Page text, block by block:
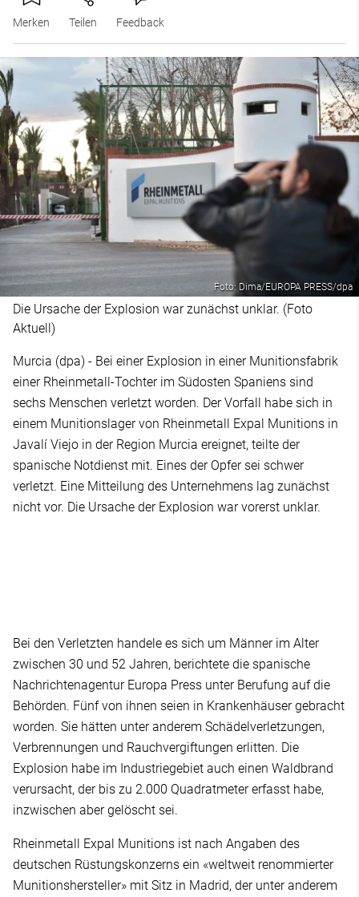
Merken Teilen Feedback
Foto: Dima/EUROPA PRESS/dpa
Die Ursache der Explosion war zunächst unklar. (Foto
Aktuell)
Murcia (dpa) - Bei einer Explosion in einer Munitionsfabrik
einer Rheinmetall-Tochter im Südosten Spaniens sind
sechs Menschen verletzt worden. Der Vorfall habe sich in
einem Munitionslager von Rheinmetall Expal Munitions in
Javalí Viejo in der Region Murcia ereignet, teilte der
spanische Notdienst mit. Eines der Opfer sei schwer
verletzt. Eine Mitteilung des Unternehmens lag zunächst
nicht vor. Die Ursache der Explosion war vorerst unklar.
Bei den Verletzten handele es sich um Männer im Alter
zwischen 30 und 52 Jahren, berichtete die spanische
Nachrichtenagentur Europa Press unter Berufung auf die
Behörden. Fünf von ihnen seien in Krankenhäuser gebracht
worden. Sie hätten unter anderem Schädelverletzungen,
Verbrennungen und Rauchvergiftungen erlitten. Die
Explosion habe im Industriegebiet auch einen Waldbrand
verursacht, der bis zu 2.000 Quadratmeter erfasst habe,
inzwischen aber gelöscht sei.
Rheinmetall Expal Munitions ist nach Angaben des
deutschen Rüstungskonzerns ein «weltweit renommierter
Munitionshersteller» mit Sitz in Madrid, der unter anderem